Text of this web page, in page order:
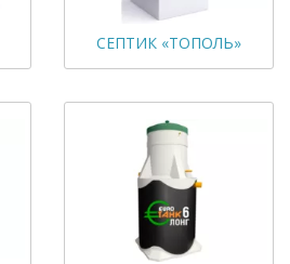
СЕПТИК «ТОПОЛЬ»